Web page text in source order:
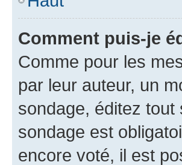
Comment puis-je
Comme pour les
par leur auteur, un
sondage, éditez
sondage est
encore voté, il est